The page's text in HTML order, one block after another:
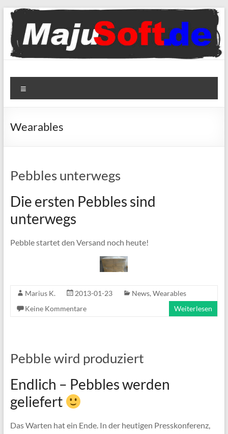
Zum
Inhalt
springen
MajuSoft
Just
fun
Wearables
Pebbles unterwegs
Die ersten Pebbles sind
unterwegs
Pebble startet den Versand noch heute!
Marius K. 2013-01-23 News, Wearables
Keine Kommentare
Weiterlesen
Pebble wird produziert
Endlich – Pebbles werden
geliefert
Das Warten hat ein Ende. In der heutigen Presskonferenz,